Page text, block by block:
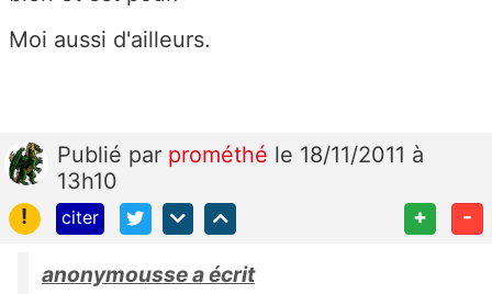
Moi aussi d'ailleurs.
Publié par prométhé le 18/11/2011 à
13h10
!
citer + -
anonymousse a écrit